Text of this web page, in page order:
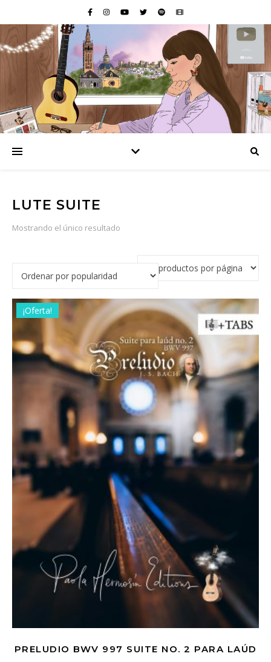
LUTE SUITE
Mostrando el único resultado
¡Oferta!
PRELUDIO BWV 997 SUITE NO. 2 PARA LAÚD